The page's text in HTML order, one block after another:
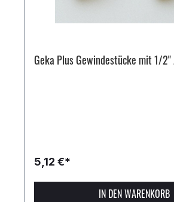
Geka Plus Gewindestücke mit 1/2"
5,12 €*
IN DEN WARENKORB